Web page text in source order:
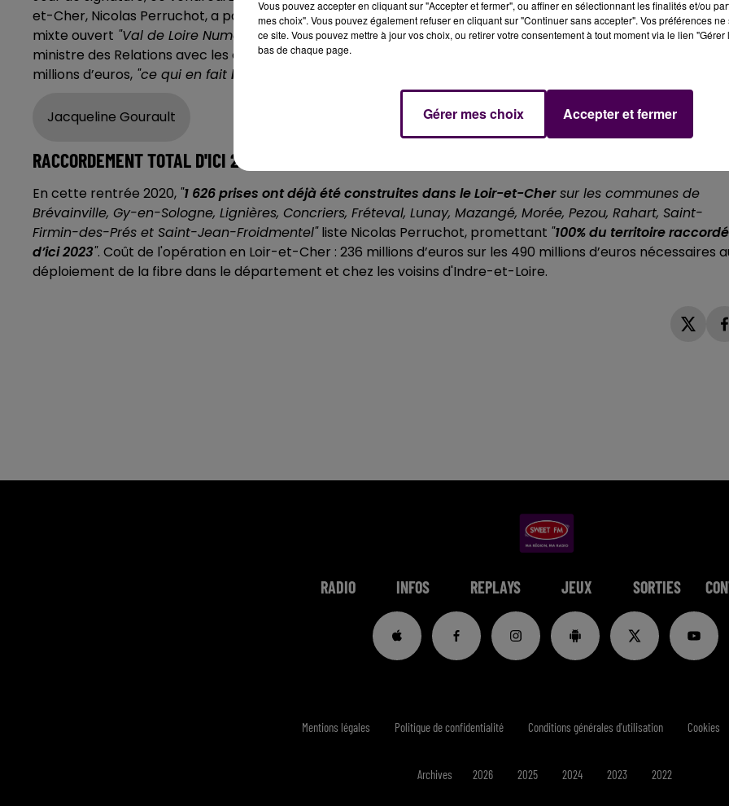
et-Cher, Nicolas Perruchot, a paraphé une"convention de financement"aux côtés de l'Etat et du syndicat
mixte ouvert "Val de Loire Numérique" pour le déploiement de la fibre sur le territoire. Jacqueline Gourault,
ministre des Relations avec les collectivités, était présente pour l'occasion, Paris contribuant à hauteur de
millions d’euros, "ce qui en fait le premier financeur public
Jacqueline Gourault
RACCORDEMENT TOTAL D'ICI 2023
En cette rentrée 2020, "1 626 prises ont déjà été construites dans le Loir-et-Chersur les communes de
Brévainville, Gy-en-Sologne, Lignières, Concriers, Fréteval, Lunay, Mazangé, Morée, Pezou, Rahart, Saint-
Firmin-des-Prés et Saint-Jean-Froidmentel"liste Nicolas Perruchot, promettant "100% du territoire raccordé
d’ici 2023". Coût de l'opération en Loir-et-Cher : 236 millions d’euros sur les 490 millions d’euros nécessaires
déploiement de la fibre dans le département et chez les voisins d'Indre-et-Loire.
RADIO INFOS REPLAYS JEUX SORTIES
Mentions légales Politique de confidentialité Conditions générales d'utilisation Cookies
Archives 2026 2025 2024 2023 2022
Vous pouvez accepter en cliquant sur "Accepter et fermer", ou affiner en sélectionnant les finalités et/ou
mes choix". Vous pouvez également refuser en cliquant sur "Continuer sans accepter". Vos préférences
ce site. Vous pouvez mettre à jour vos choix, ou retirer votre consentement à tout moment via le lien
bas de chaque page.
Gérer mes choix Accepter et fermer